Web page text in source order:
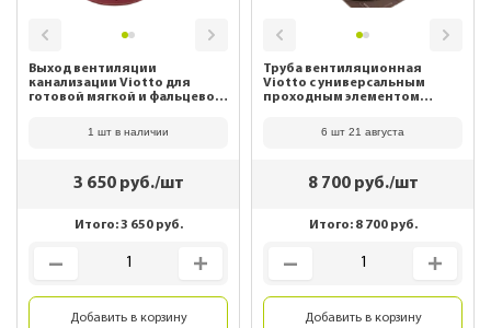
Выход вентиляции
канализации Viotto для
готовой мягкой и фальцевой
1 шт в наличии
3 650руб./шт
Итого:3 650руб.
Добавить в корзину
Труба вентиляционная
Viotto с универсальным
проходным элементом
мм) RAL 8017 Шоколад
6 шт 21 августа
8 700руб./шт
Итого: 8 700руб.
Добавить в корзину